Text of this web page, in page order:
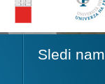
Sledi nam